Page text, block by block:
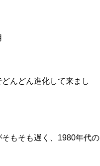
んどん進化して来まし
もそも遅く、1980年代の